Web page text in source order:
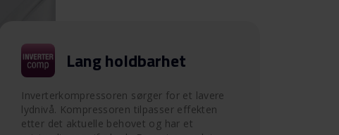
Lang holdbarhet
Inverterkompressoren sørger for et lavere
lydnivå. Kompressoren tilpasser effekten
etter det aktuelle behovet og har et